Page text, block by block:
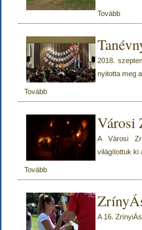
Tovább
2018.
nyitotta meg
Tovább
Városi
A Városi
világítottuk ki
Tovább
A 16.